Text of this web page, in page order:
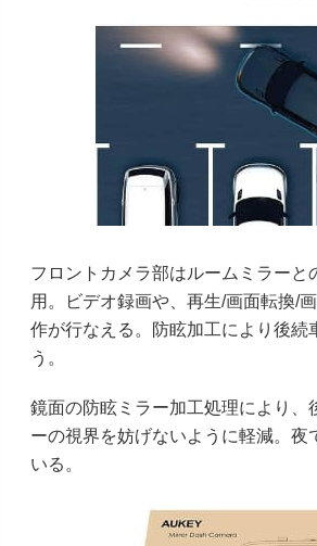
フロントカメラ部はルームミラー
用。ビデオ録画や、再生/画面転換/
作が行なえる。防眩加工により後
う。
鏡面の防眩ミラー加工処理により
ーの視界を妨げないように軽減。
いる。